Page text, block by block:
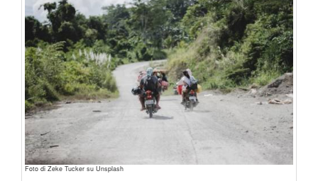
Foto di Zeke Tucker su Unsplash